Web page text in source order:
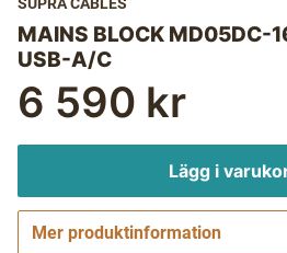
MAINS BLOCK MD05DC-
USB-A/C
6 590 kr
Lägg i
Gå till
Mer produktinformation